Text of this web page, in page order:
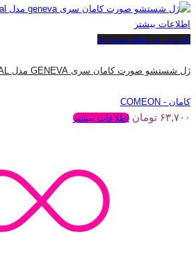
اطلاعات بیشتر
افزودن به علاقه مندی ها
ژل شستشو صورت کامان سری GENEVA مدل NORMAL حجم 500 میلی لیتر
کامان - COMEON
۶۳,۷۰۰ تومان اطلاعات بیشتر